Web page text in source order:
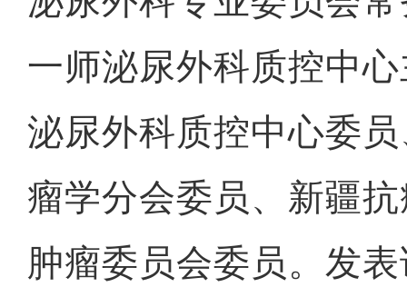
一师泌尿外科质控中
泌尿外科质控中心委
瘤学分会委员、新疆
肿瘤委员会委员。发